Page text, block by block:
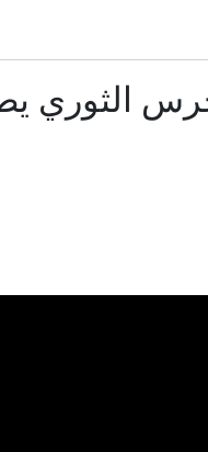
15 شخصًا
ترامب
الثوري